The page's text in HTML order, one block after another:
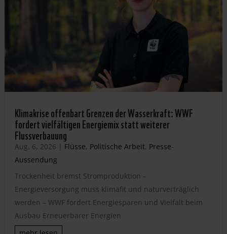
Klimakrise offenbart Grenzen der Wasserkraft: WWF
fordert vielfältigen Energiemix statt weiterer
Flussverbauung
Aug. 6, 2026 | Flüsse, Politische Arbeit, Presse-
Aussendung
Trockenheit bremst Stromproduktion –
Energieversorgung muss klimafit und naturverträglich
werden – WWF fordert Energiesparen und Vielfalt beim
Ausbau Erneuerbarer Energien